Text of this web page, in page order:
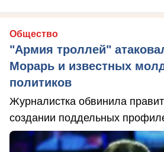
Общество
"Армия троллей"
Морарь и известных
политиков
Журналистка обвинила
создании поддельных